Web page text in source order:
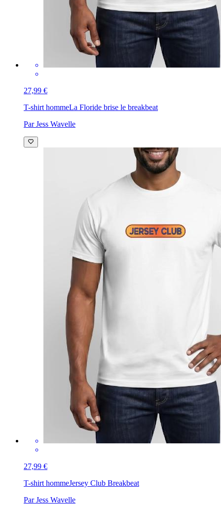
27,99 €
T-shirt hommeLa Floride brise le breakbeat
Par Jess Wavelle
27,99 €
T-shirt hommeJersey Club Breakbeat
Par Jess Wavelle